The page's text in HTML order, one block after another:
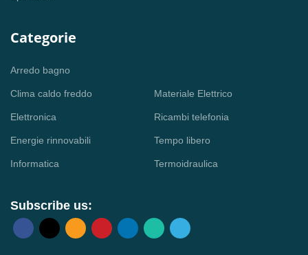
Categorie
Arredo bagno
Clima caldo freddo
Elettronica
Energie rinnovabili
Informatica
Materiale Elettrico
Ricambi telefonia
Tempo libero
Termoidraulica
Subscribe us: